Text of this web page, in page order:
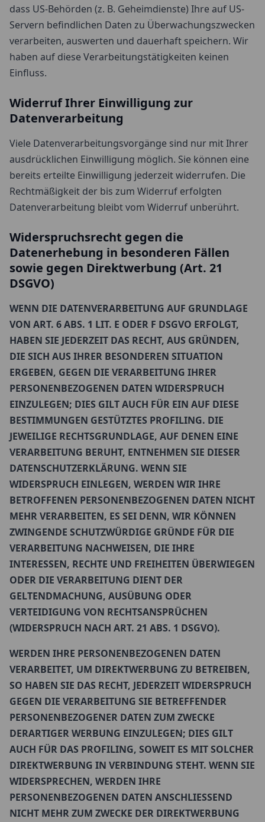
dass US-Behörden (z. B. Geheimdienste) Ihre auf US-
Servern befindlichen Daten zu Überwachungszwecken
verarbeiten, auswerten und dauerhaft speichern. Wir
haben auf diese Verarbeitungstätigkeiten keinen
Einfluss.
Widerruf Ihrer Einwilligung zur
Datenverarbeitung
Viele Datenverarbeitungsvorgänge sind nur mit Ihrer
ausdrücklichen Einwilligung möglich. Sie können eine
bereits erteilte Einwilligung jederzeit widerrufen. Die
Rechtmäßigkeit der bis zum Widerruf erfolgten
Datenverarbeitung bleibt vom Widerruf unberührt.
Widerspruchsrecht gegen die
Datenerhebung in besonderen Fällen
sowie gegen Direktwerbung (Art. 21
DSGVO)
WENN DIE DATENVERARBEITUNG AUF GRUNDLAGE
VON ART. 6 ABS. 1 LIT. E ODER F DSGVO ERFOLGT,
HABEN SIE JEDERZEIT DAS RECHT, AUS GRÜNDEN,
DIE SICH AUS IHRER BESONDEREN SITUATION
ERGEBEN, GEGEN DIE VERARBEITUNG IHRER
PERSONENBEZOGENEN DATEN WIDERSPRUCH
EINZULEGEN; DIES GILT AUCH FÜR EIN AUF DIESE
BESTIMMUNGEN GESTÜTZTES PROFILING. DIE
JEWEILIGE RECHTSGRUNDLAGE, AUF DENEN EINE
VERARBEITUNG BERUHT, ENTNEHMEN SIE DIESER
DATENSCHUTZERKLÄRUNG. WENN SIE
WIDERSPRUCH EINLEGEN, WERDEN WIR IHRE
BETROFFENEN PERSONENBEZOGENEN DATEN NICHT
MEHR VERARBEITEN, ES SEI DENN, WIR KÖNNEN
ZWINGENDE SCHUTZWÜRDIGE GRÜNDE FÜR DIE
VERARBEITUNG NACHWEISEN, DIE IHRE
INTERESSEN, RECHTE UND FREIHEITEN ÜBERWIEGEN
ODER DIE VERARBEITUNG DIENT DER
GELTENDMACHUNG, AUSÜBUNG ODER
VERTEIDIGUNG VON RECHTSANSPRÜCHEN
(WIDERSPRUCH NACH ART. 21 ABS. 1 DSGVO).
WERDEN IHRE PERSONENBEZOGENEN DATEN
VERARBEITET, UM DIREKTWERBUNG ZU BETREIBEN,
SO HABEN SIE DAS RECHT, JEDERZEIT WIDERSPRUCH
GEGEN DIE VERARBEITUNG SIE BETREFFENDER
PERSONENBEZOGENER DATEN ZUM ZWECKE
DERARTIGER WERBUNG EINZULEGEN; DIES GILT
AUCH FÜR DAS PROFILING, SOWEIT ES MIT SOLCHER
DIREKTWERBUNG IN VERBINDUNG STEHT. WENN SIE
WIDERSPRECHEN, WERDEN IHRE
PERSONENBEZOGENEN DATEN ANSCHLIESSEND
NICHT MEHR ZUM ZWECKE DER DIREKTWERBUNG